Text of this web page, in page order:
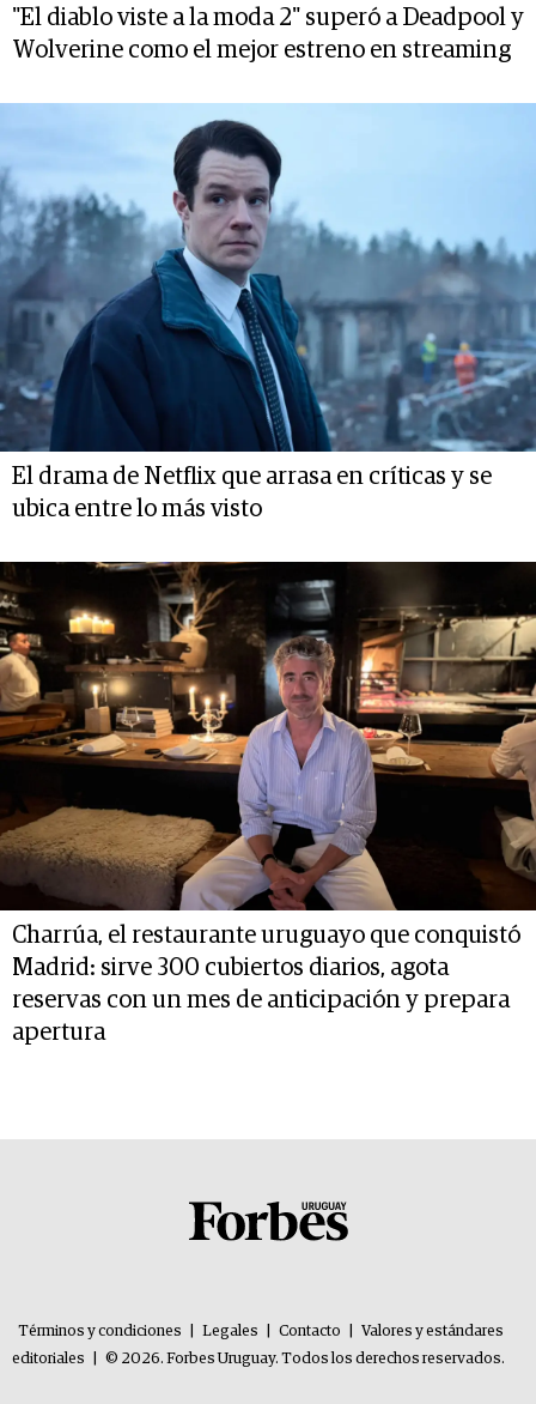
"El diablo viste a la moda 2" superó a Deadpool y
Wolverine como el mejor estreno en streaming
El drama de Netflix que arrasa en críticas y se
ubica entre lo más visto
Charrúa, el restaurante uruguayo que conquistó
Madrid: sirve 300 cubiertos diarios, agota
reservas con un mes de anticipación y prepara
apertura
Términos y condiciones Legales Contacto
Valores y estándares
editoriales
© 2026. Forbes Uruguay. Todos los derechos reservados.